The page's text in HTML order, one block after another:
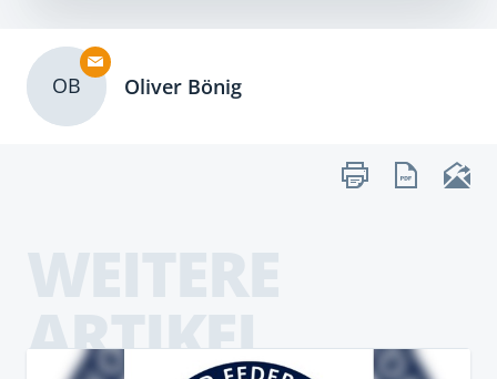
OB Oliver Bönig
ARTIKEL